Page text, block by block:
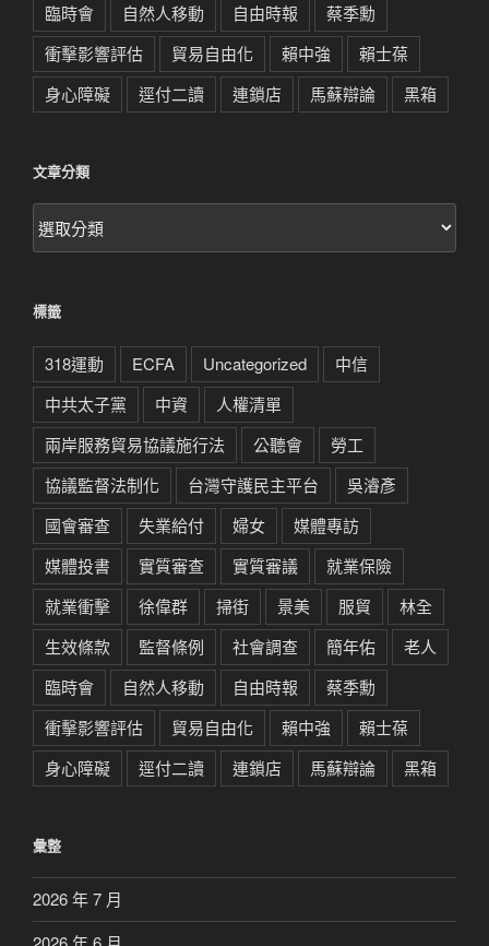
臨時會
自然人移動 自由時報
蔡季勳
衝擊影響評估
貿易自由化 賴中強
賴士葆
身心障礙
逕付二讀 連鎖店 馬蘇辯論 黑箱
文章分類
文
章
標籤
318運動 ECFA Uncategorized
中信
中共太子黨
中資
人權清單
兩岸服務貿易協議施行法
公聽會
勞工
協議監督法制化
台灣守護民主平台
吳濬彥
國會審查
失業給付 婦女
媒體專訪
媒體投書
實質審查 實質審議
就業保險
就業衝擊
徐偉群 掃街 景美 服貿
林全
生效條款
監督條例 社會調查 簡年佑
老人
臨時會
自然人移動 自由時報
蔡季勳
衝擊影響評估
貿易自由化 賴中強
賴士葆
身心障礙
逕付二讀 連鎖店 馬蘇辯論 黑箱
彙整
2026 年 7 月